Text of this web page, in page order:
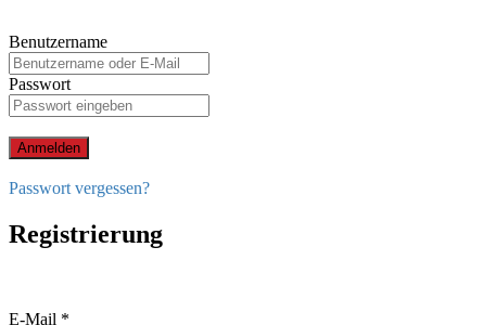
Benutzername
Passwort
Anmelden
Passwort vergessen?
Registrierung
E-Mail *